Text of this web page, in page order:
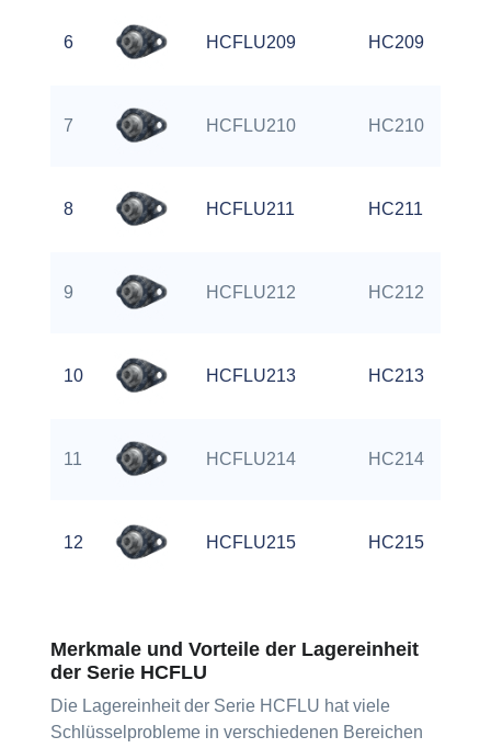
6 HCFLU209 HC209
7 HCFLU210 HC210
8 HCFLU211 HC211
9 HCFLU212 HC212
10 HCFLU213 HC213
11 HCFLU214 HC214
12 HCFLU215 HC215
Merkmale und Vorteile der Lagereinheit
der Serie HCFLU
Die Lagereinheit der Serie HCFLU hat viele
Schlüsselprobleme in verschiedenen Bereichen